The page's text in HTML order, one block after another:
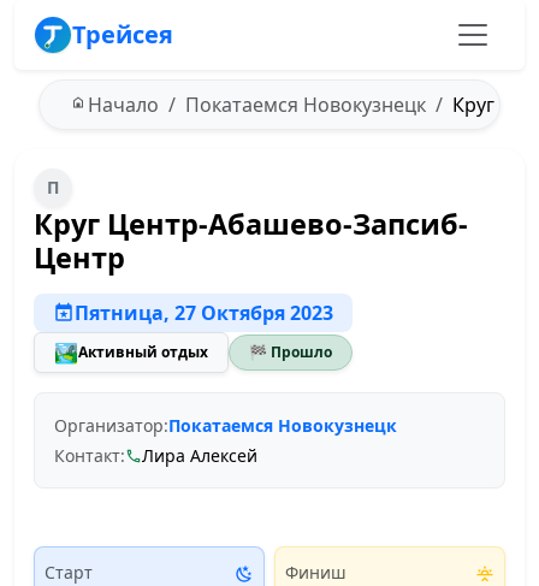
Трейсея
Начало Покатаемся Новокузнецк Круг
П
Круг Центр-Абашево-Запсиб-
Центр
Пятница, 27 Октября 2023
🏞️Активный отдых 🏁 Прошло
Организатор:Покатаемся Новокузнецк
Контакт:
Лира Алексей
Старт Финиш